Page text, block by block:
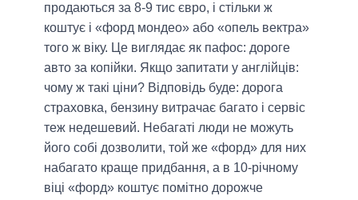
продаються за 8-9 тис євро, і стільки ж
коштує і «форд мондео» або «опель вектра»
того ж віку. Це виглядає як пафос: дороге
авто за копійки. Якщо запитати у англійців:
чому ж такі ціни? Відповідь буде: дорога
страховка, бензину витрачає багато і сервіс
теж недешевий. Небагаті люди не можуть
його собі дозволити, той же «форд» для них
набагато краще придбання, а в 10-річному
віці «форд» коштує помітно дорожче